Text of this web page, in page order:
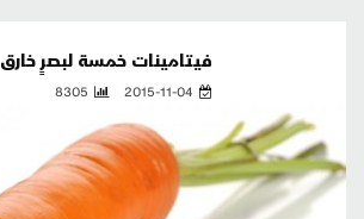
فيتامينات خمسة لبصرٍ خارق
2015-11-04
8305